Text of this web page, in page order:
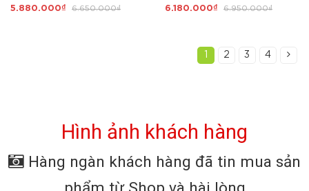
khung. Groupset SHIMANO
5.880.000₫ 6.650.000₫
âm khung. Groupset
6.180.000₫ 6.950.000₫
2 3 4
Hình ảnh khách hàng
Hàng ngàn khách hàng đã tin mua sản